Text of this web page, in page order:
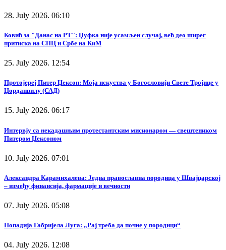
28. July 2026. 06:10
Ковић за "Данас на РТ": Џуфка није усамљен случај, већ део ширег
притиска на СПЦ и Србе на КиМ
25. July 2026. 12:54
Протојереј Питер Џексон: Моја искуства у Богословији Свете Тројице у
Џорданвилу (САД)
15. July 2026. 06:17
Интервју са некадашњим протестантским мисионаром — свештеником
Питером Џексоном
10. July 2026. 07:01
Александра Карамихалева: Једна православна породица у Швајцарској
– између финансија, фармације и вечности
07. July 2026. 05:08
Попадија Габријела Луга: „Рај треба да почне у породици“
04. July 2026. 12:08